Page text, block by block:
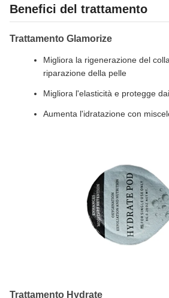
Benefici del trattamento
Trattamento Glamorize
Migliora la rigenerazione del
riparazione della pelle
Migliora l'elasticità e protegge
Aumenta l'idratazione con
Trattamento Hydrate